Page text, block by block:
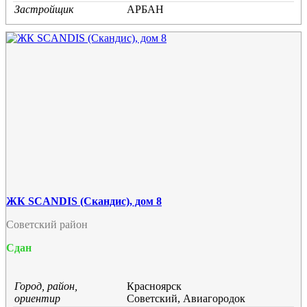
Застройщик
АРБАН
ЖК SCANDIS (Скандис), дом 8
Советский район
Сдан
Город, район,
ориентир
Красноярск
Советский, Авиагородок